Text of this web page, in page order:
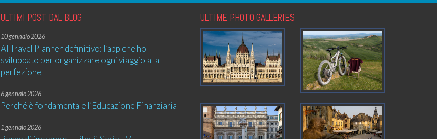
ULTIMI POST DAL BLOG
10 gennaio 2026
AI Travel Planner definitivo: l’app che ho
sviluppato per organizzare ogni viaggio alla
perfezione
6 gennaio 2026
Perché è fondamentale l’Educazione Finanziaria
1 gennaio 2026
ULTIME PHOTO GALLERIES